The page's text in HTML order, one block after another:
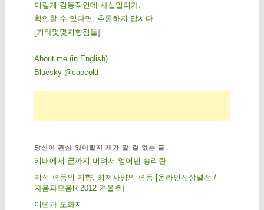
이렇게 감동적인데 사실일리가.
확인할 수 있다면, 추론하지 맙시다.
[기 타몇 몇 지 향점 들]
About me (in English)
Bluesky @capcold
당신이 관심 있어할지 제가 알 길 없는 글
키배에서 끝까지 버텨서 얻어낸 승리란
지적 평등의 지향, 최저사양의 평등 [온라인진상열전 /
자음과모음R 2012 겨울호]
이념과 도화지